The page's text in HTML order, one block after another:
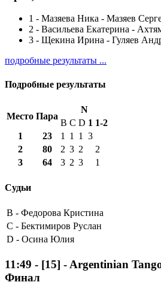
1 - Мазяева Ника - Мазяев
2 - Васильева Екатерина -
3 - Щекина Ирина - Гуляев
подробные результаты ...
Подробные результаты
Место Пара
N
B C D 1 1-2
1
23 1 1 1
3
2
80 2 3 2
2
3
64 3 2 3 1
Судьи
B - Федорова Кристина
C - Бектимиров Руслан
D - Осина Юлия
11:49 - [15] - Argentinian
Финал